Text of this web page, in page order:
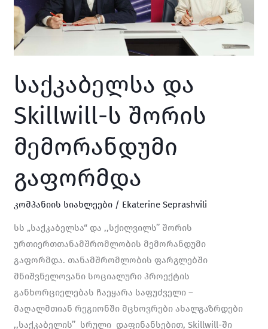
საქკაბელსა და
Skillwill-ს შორის
მემორანდუმი
გაფორმდა
კომპანიის სიახლეები / Ekaterine Seprashvili
სს „საქკაბელსა“ და ,,სქილვილს’’ შორის
ურთიერთთანამშრომლობის მემორანდუმი
გაფორმდა. თანამშრომლობის ფარგლებში
მნიშვნელოვანი სოციალური პროექტის
განხორციელებას ჩაეყარა საფუძველი –
მაღალმთიან რეგიონში მცხოვრები ახალგაზრდები
,,საქკაბელის’’ სრული დაფინანსებით, Skillwill-ში